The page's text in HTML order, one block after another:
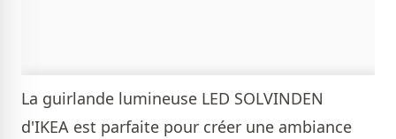
La guirlande lumineuse LED SOLVINDEN
d'IKEA est parfaite pour créer une ambiance